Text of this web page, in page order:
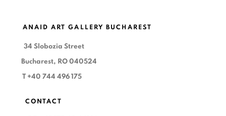
ANAID ART GALLERY BUCHAREST
34 Slobozia Street
Bucharest, RO 040524
T +40 744 496 175
CONTACT